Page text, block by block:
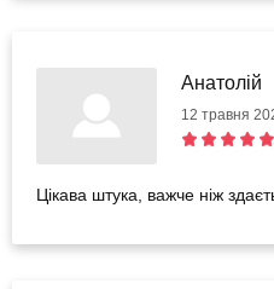
Анатолій
12 травня
Цікава штука, важче ніж